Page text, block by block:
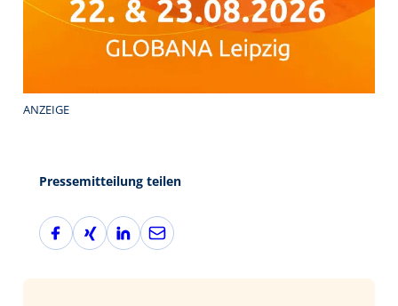
ANZEIGE
Pressemitteilung teilen
F
a
X
i
L
i
E
-